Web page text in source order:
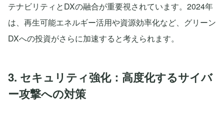
テナビリティとDXの融合が重要視されています。2024年
は、再生可能エネルギー活用や資源効率化など、グリーン
DXへの投資がさらに加速すると考えられます。
3. セキュリティ強化：高度化するサイバ
ー攻撃への対策